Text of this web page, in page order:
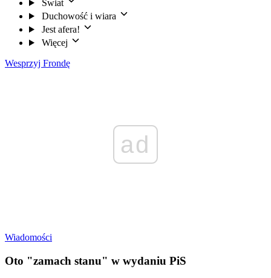
Świat
Duchowość i wiara
Jest afera!
Więcej
Wesprzyj Frondę
ad
Wiadomości
Oto "zamach stanu" w wydaniu PiS